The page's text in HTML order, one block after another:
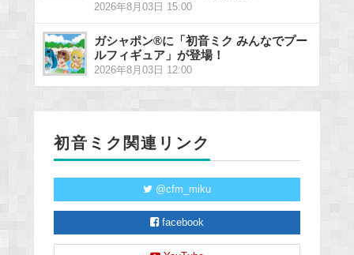
2026年8月03日 15:00
ガシャポン®に「初音ミク みんなでプー
ルフィギュア」が登場！
2026年8月03日 12:00
初音ミク関連リンク
@cfm_miku
facebook